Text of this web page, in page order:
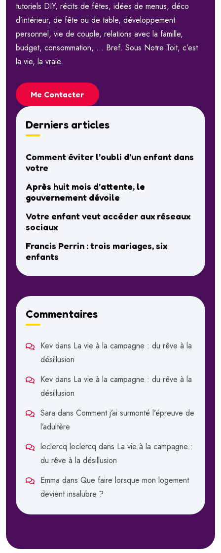
tutoriels DIY, récits de fêtes, idées de menus, déco
d’intérieur, de fête ou de table, développement
personnel, vie de couple, relations avec la famille,
budget, consommation, … Bref. Sous Notre Toit, c’est
la vie, la vraie.
Me Contacter
Derniers articles
Comment éviter l’oubli d’un enfant dans
votre
Après huit mois d’attente, le
gouvernement dévoile
Votre enfant veut accéder aux réseaux
sociaux
Francis Perrin : trois mariages, six
enfants
Commentaires
Kev dans La vie à la campagne : du rêve à la
désillusion
Kev dans La vie à la campagne : du rêve à la
désillusion
Sara dans Comment j’ai surmonté l’épreuve de
l’adultère
leclercq leclercq dans La vie à la campagne :
du rêve à la désillusion
Emma dans Que faire lorsque mon logement
devient insalubre ?